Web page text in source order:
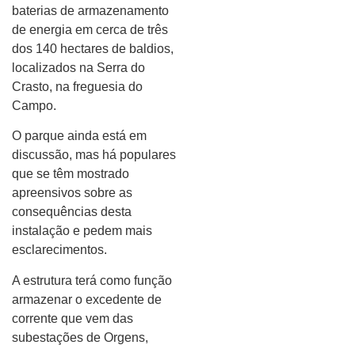
baterias de armazenamento
de energia em cerca de três
dos 140 hectares de baldios,
localizados na Serra do
Crasto, na freguesia do
Campo.
O parque ainda está em
discussão, mas há populares
que se têm mostrado
apreensivos sobre as
consequências desta
instalação e pedem mais
esclarecimentos.
A estrutura terá como função
armazenar o excedente de
corrente que vem das
subestações de Orgens,